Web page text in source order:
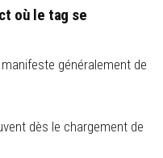
où le tag se
généralement de
dès le chargement de